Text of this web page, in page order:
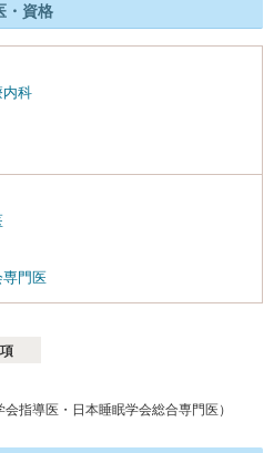
・資格
内科
専門医
指導医・日本睡眠学会総合専門医）